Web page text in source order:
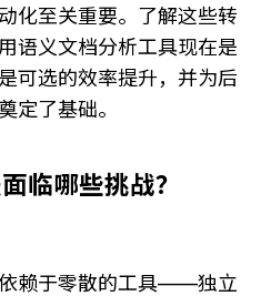
化至关重要。了解这些转
语义文档分析工具现在是
可选的效率提升，并为后
定了基础。
临哪些挑战？
赖于零散的工具——独立